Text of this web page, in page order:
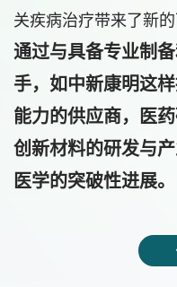
关疾病治疗带来了新的
通过与具备专业制
手，如中新康明这
能力的供应商，医
创新材料的研发与
医学的突破性进展。